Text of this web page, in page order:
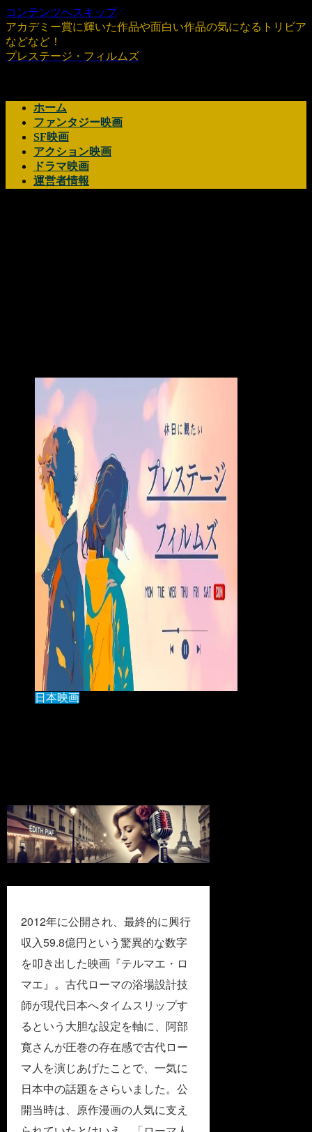
コンテンツへスキップ
アカデミー賞に輝いた作品や面白い作品の気になるトリビア
などなど！
プレステージ・フィルムズ
ホーム
ファンタジー映画
SF映画
アクション映画
ドラマ映画
運営者情報
日本映画
2012年に公開され、最終的に興行
収入59.8億円という驚異的な数字
を叩き出した映画『テルマエ・ロ
マエ』。古代ローマの浴場設計技
師が現代日本へタイムスリップす
るという大胆な設定を軸に、阿部
寛さんが圧巻の存在感で古代ロー
マ人を演じあげたことで、一気に
日本中の話題をさらいました。公
開当時は、原作漫画の人気に支え